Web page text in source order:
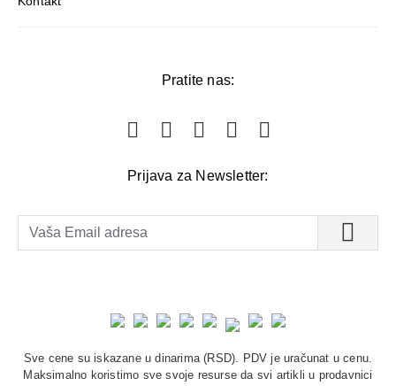
Pratite nas:
Prijava za Newsletter:
Sve cene su iskazane u dinarima (RSD). PDV je uračunat u cenu.
Maksimalno koristimo sve svoje resurse da svi artikli u prodavnici